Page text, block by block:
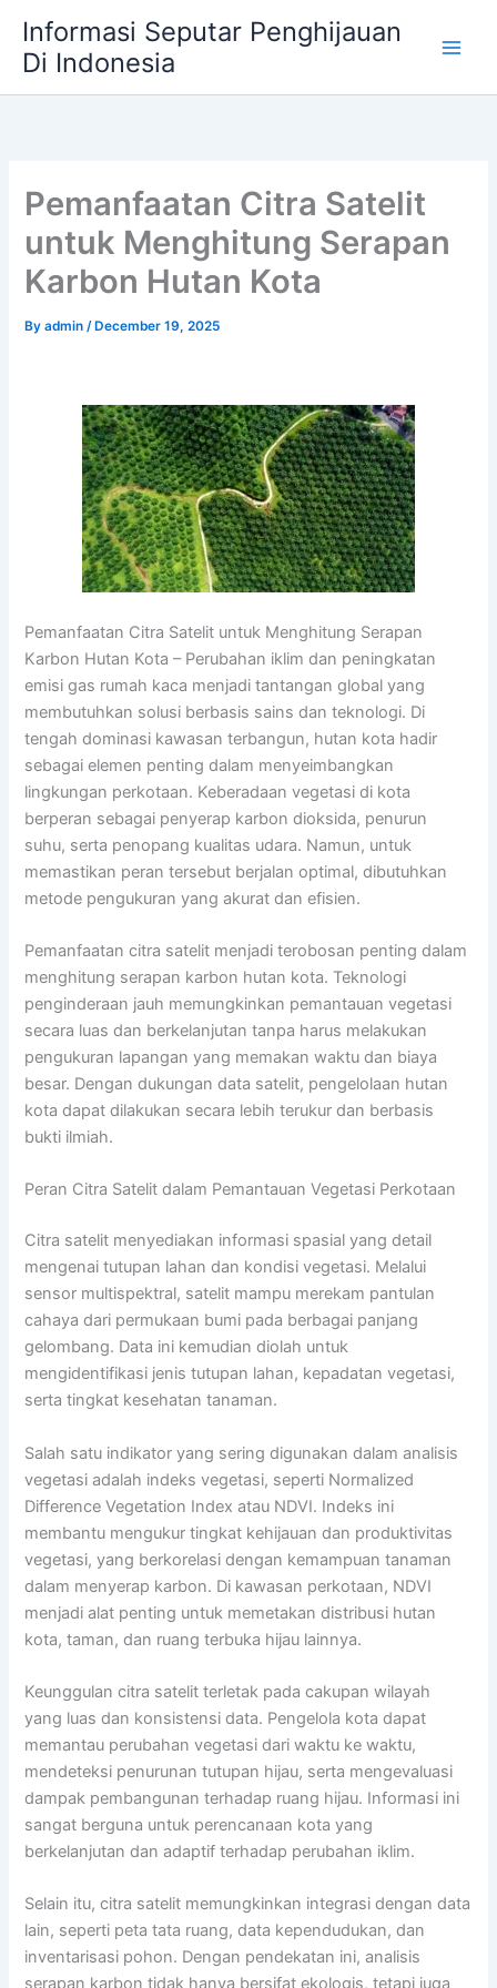
content
Informasi Seputar Penghijauan
Di Indonesia
Pemanfaatan Citra Satelit
untuk Menghitung Serapan
Karbon Hutan Kota
Byadmin/ December 19, 2025
Pemanfaatan Citra Satelit untuk Menghitung Serapan
Karbon Hutan Kota – Perubahan iklim dan peningkatan
emisi gas rumah kaca menjadi tantangan global yang
membutuhkan solusi berbasis sains dan teknologi. Di
tengah dominasi kawasan terbangun, hutan kota hadir
sebagai elemen penting dalam menyeimbangkan
lingkungan perkotaan. Keberadaan vegetasi di kota
berperan sebagai penyerap karbon dioksida, penurun
suhu, serta penopang kualitas udara. Namun, untuk
memastikan peran tersebut berjalan optimal, dibutuhkan
metode pengukuran yang akurat dan efisien.
Pemanfaatan citra satelit menjadi terobosan penting dalam
menghitung serapan karbon hutan kota. Teknologi
penginderaan jauh memungkinkan pemantauan vegetasi
secara luas dan berkelanjutan tanpa harus melakukan
pengukuran lapangan yang memakan waktu dan biaya
besar. Dengan dukungan data satelit, pengelolaan hutan
kota dapat dilakukan secara lebih terukur dan berbasis
bukti ilmiah.
Peran Citra Satelit dalam Pemantauan Vegetasi Perkotaan
Citra satelit menyediakan informasi spasial yang detail
mengenai tutupan lahan dan kondisi vegetasi. Melalui
sensor multispektral, satelit mampu merekam pantulan
cahaya dari permukaan bumi pada berbagai panjang
gelombang. Data ini kemudian diolah untuk
mengidentifikasi jenis tutupan lahan, kepadatan vegetasi,
serta tingkat kesehatan tanaman.
Salah satu indikator yang sering digunakan dalam analisis
vegetasi adalah indeks vegetasi, seperti Normalized
Difference Vegetation Index atau NDVI. Indeks ini
membantu mengukur tingkat kehijauan dan produktivitas
vegetasi, yang berkorelasi dengan kemampuan tanaman
dalam menyerap karbon. Di kawasan perkotaan, NDVI
menjadi alat penting untuk memetakan distribusi hutan
kota, taman, dan ruang terbuka hijau lainnya.
Keunggulan citra satelit terletak pada cakupan wilayah
yang luas dan konsistensi data. Pengelola kota dapat
memantau perubahan vegetasi dari waktu ke waktu,
mendeteksi penurunan tutupan hijau, serta mengevaluasi
dampak pembangunan terhadap ruang hijau. Informasi ini
sangat berguna untuk perencanaan kota yang
berkelanjutan dan adaptif terhadap perubahan iklim.
Selain itu, citra satelit memungkinkan integrasi dengan data
lain, seperti peta tata ruang, data kependudukan, dan
inventarisasi pohon. Dengan pendekatan ini, analisis
serapan karbon tidak hanya bersifat ekologis, tetapi juga